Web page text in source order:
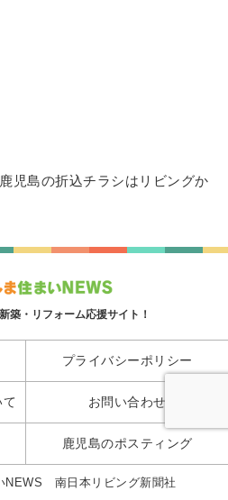
鹿児島の折込チラシはリビングか
築・リフォーム応援サイト！
プライバシーポリシー
て お問い合わせ
鹿児島のポスティング
NEWS 南日本リビング新聞社